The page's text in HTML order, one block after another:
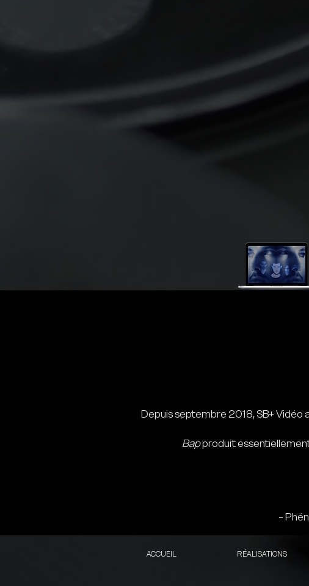
Depuis septembre 2018, SB+
Bapproduit
-
ACCUEIL RÉALISATIONS